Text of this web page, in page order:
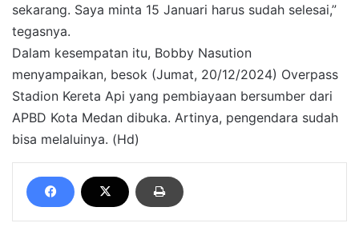
sekarang. Saya minta 15 Januari harus sudah selesai,”
tegasnya.
Dalam kesempatan itu, Bobby Nasution
menyampaikan, besok (Jumat, 20/12/2024) Overpass
Stadion Kereta Api yang pembiayaan bersumber dari
APBD Kota Medan dibuka. Artinya, pengendara sudah
bisa melaluinya. (Hd)